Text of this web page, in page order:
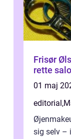
Frisør Ølstykke
rette
01 maj
editorial ,
sig selv –